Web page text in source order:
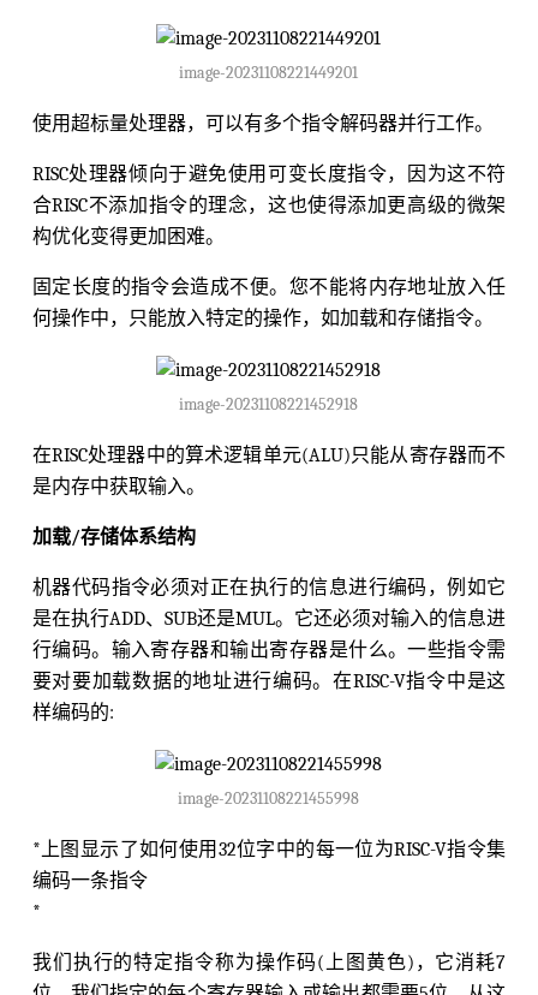
image-20231108221449201
使用超标量处理器，可以有多个指令解码器并行工作。
RISC处理器倾向于避免使用可变长度指令，因为这不符
合RISC不添加指令的理念，这也使得添加更高级的微架
构优化变得更加困难。
固定长度的指令会造成不便。您不能将内存地址放入任
何操作中，只能放入特定的操作，如加载和存储指令。
image-20231108221452918
在RISC处理器中的算术逻辑单元(ALU)只能从寄存器而不
是内存中获取输入。
加载/存储体系结构
机器代码指令必须对正在执行的信息进行编码，例如它
是在执行ADD、SUB还是MUL。它还必须对输入的信息进
行编码。输入寄存器和输出寄存器是什么。一些指令需
要对要加载数据的地址进行编码。在RISC-V指令中是这
样编码的:
image-20231108221455998
*上图显示了如何使用32位字中的每一位为RISC-V指令集
编码一条指令
*
我们执行的特定指令称为操作码(上图黄色)，它消耗7